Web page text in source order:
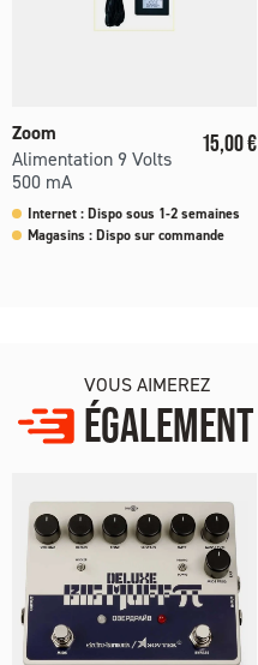
Zoom
Alimentation 9 Volts
500 mA
Prix
15,00 €
Internet : Dispo sous 1-2 semaines
Magasins : Dispo sur commande
VOUS AIMEREZ
ÉGALEMENT